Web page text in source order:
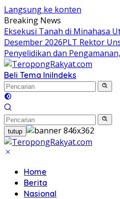
Langsung ke konten
Breaking News
Eksekusi Tanah di Minahasa
Desember 2026​PLT Rektor
Penyelidikan dan
Beli Tema IniIndeks
tutup
Home
Berita
Nasional